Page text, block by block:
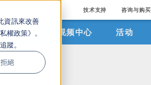
資訊來改善
權政策》。
蹤。
拒絕
技术支持 咨询与购买
行业应用 视频中心 活动